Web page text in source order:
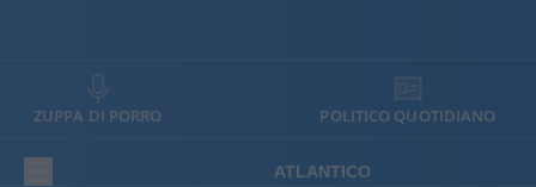
ZUPPA DI PORRO POLITICO QUOTIDIANO
ATLANTICO